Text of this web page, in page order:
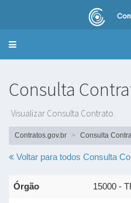
Alternar
Consulta
Visualizar Consulta Contrato.
Contratos.gov.br Consulta
Voltar para todos Consulta
Órgão 15000 -